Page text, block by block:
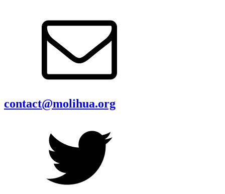
contact@molihua.org